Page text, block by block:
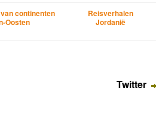
continenten
Oosten
Reisverhalen
Jordanië
Twitter